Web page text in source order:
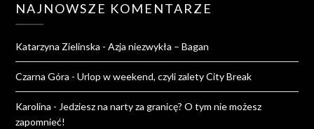
NAJNOWSZE KOMENTARZE
Katarzyna Zielinska -Azja niezwykła – Bagan
Czarna Góra -Urlop w weekend, czyli zalety City Break
Karolina - Jedziesz na narty za granicę? O tym nie możesz
zapomnieć!